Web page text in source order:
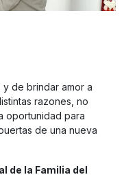
y de brindar amor a
razones, no
oportunidad para
de una nueva
de la Familia del